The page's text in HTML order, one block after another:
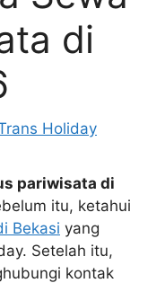
di
Holiday
pariwisata di
itu, ketahui
Bekasi yang
Setelah itu,
kontak